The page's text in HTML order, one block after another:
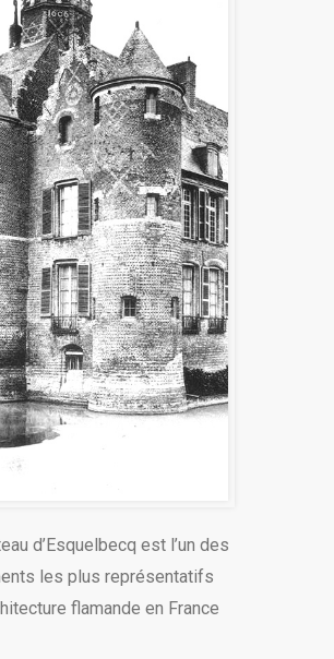
d’Esquelbecq est l’un des
les plus représentatifs
flamande en France